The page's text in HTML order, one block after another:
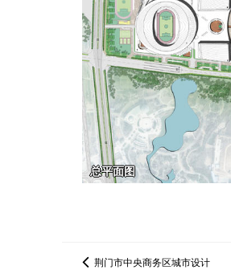
荆门市中央商务区城市设计